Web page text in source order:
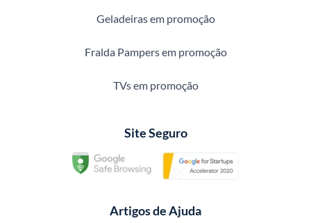
Geladeiras em promoção
Fralda Pampers em promoção
TVs em promoção
Site Seguro
Artigos de Ajuda